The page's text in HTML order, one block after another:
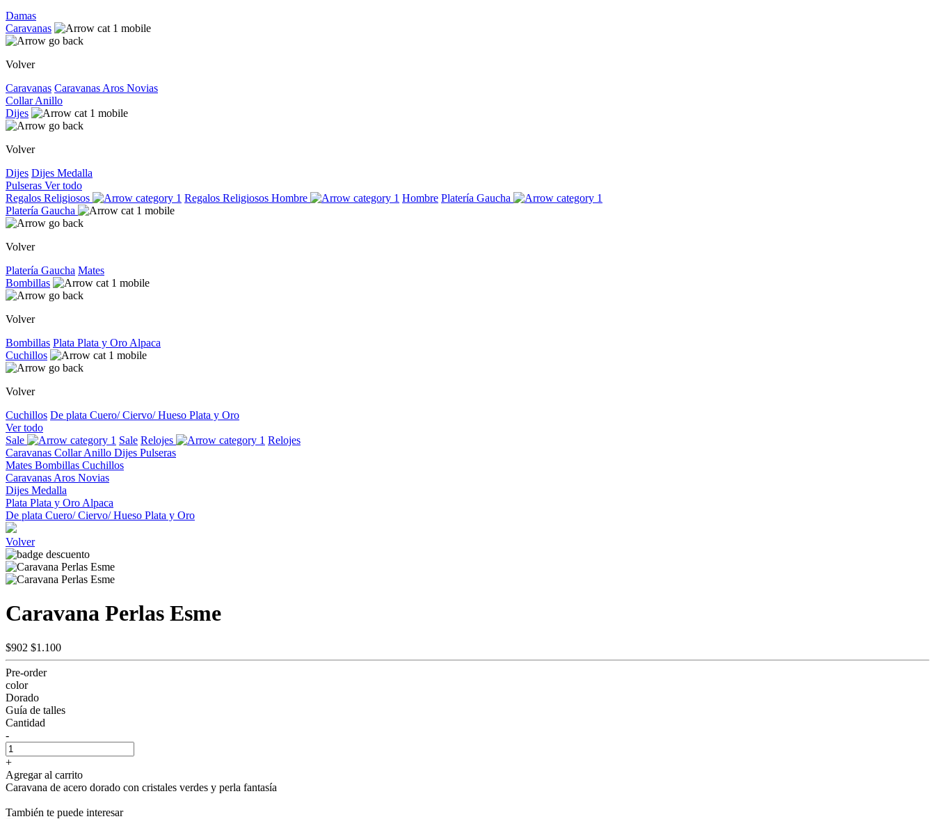
Damas
Caravanas
Volver
Caravanas Caravanas Aros Novias
CollarAnillo
Dijes
Volver
Dijes Dijes Medalla
Pulseras Ver todo
Regalos Religiosos
Regalos Religiosos Hombre Hombre Platería Gaucha
Platería Gaucha
Volver
Platería Gaucha Mates
Bombillas
Volver
Bombillas Plata Plata y Oro Alpaca
Cuchillos
Volver
Cuchillos De plata Cuero/ Ciervo/ Hueso Plata y Oro
Ver todo
Sale
Sale Relojes
Relojes
Caravanas CollarAnillo Dijes Pulseras
Mates Bombillas Cuchillos
Caravanas Aros Novias
Dijes Medalla
Plata Plata y Oro Alpaca
De plata Cuero/ Ciervo/ Hueso Plata y Oro
Volver
Caravana Perlas Esme
$902 $1.100
Pre-order
color
Dorado
Guía de talles
Cantidad
-
+
Agregar al carrito
Caravana de acero dorado con cristales verdes y perla fantasía
También te puede interesar